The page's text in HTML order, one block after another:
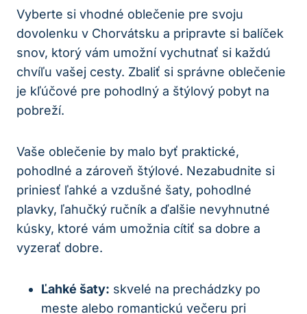
Vyberte si vhodné oblečenie pre svoju
dovolenku v Chorvátsku a pripravte si balíček
snov, ktorý vám umožní vychutnať si každú
chvíľu vašej cesty. Zbaliť si správne oblečenie
je kľúčové pre pohodlný a štýlový pobyt na
pobreží.
Vaše oblečenie by malo byť praktické,
pohodlné a zároveň štýlové. Nezabudnite si
priniesť ľahké a vzdušné šaty, pohodlné
plavky, ľahučký ručník a ďalšie nevyhnutné
kúsky, ktoré vám umožnia cítiť sa dobre a
vyzerať dobre.
Ľahké šaty: skvelé na prechádzky po
meste alebo romantickú večeru pri